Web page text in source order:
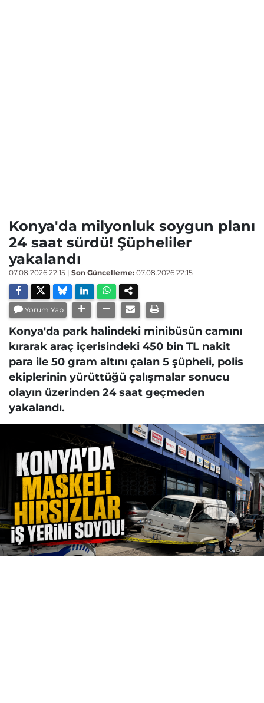
Konya'da milyonluk soygun planı
24 saat sürdü! Şüpheliler
yakalandı
07.08.2026 22:15 | Son Güncelleme: 07.08.2026 22:15
Yorum Yap
Konya'da park halindeki minibüsün camını
kırarak araç içerisindeki 450 bin TL nakit
para ile 50 gram altını çalan 5 şüpheli, polis
ekiplerinin yürüttüğü çalışmalar sonucu
olayın üzerinden 24 saat geçmeden
yakalandı.